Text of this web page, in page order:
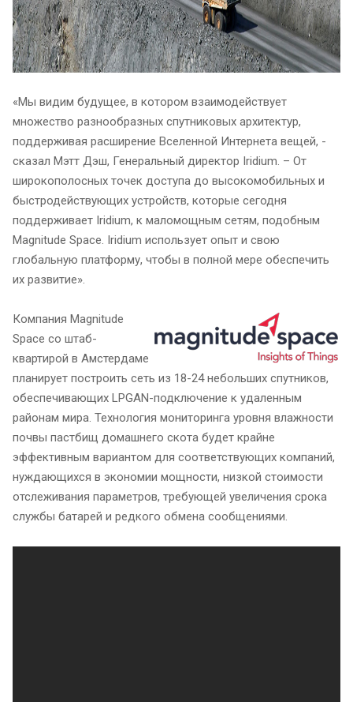
«Мы видим будущее, в котором взаимодействует
множество разнообразных спутниковых архитектур,
поддерживая расширение Вселенной Интернета вещей, -
сказал Мэтт Дэш, Генеральный директор Iridium. – От
широкополосных точек доступа до высокомобильных и
быстродействующих устройств, которые сегодня
поддерживает Iridium, к маломощным сетям, подобным
Magnitude Space. Iridium использует опыт и свою
глобальную платформу, чтобы в полной мере обеспечить
их развитие».
Компания Magnitude
Space со штаб-
квартирой в Амстердаме
планирует построить сеть из 18-24 небольших спутников,
обеспечивающих LPGAN-подключение к удаленным
районам мира. Технология мониторинга уровня влажности
почвы пастбищ домашнего скота будет крайне
эффективным вариантом для соответствующих компаний,
нуждающихся в экономии мощности, низкой стоимости
отслеживания параметров, требующей увеличения срока
службы батарей и редкого обмена сообщениями.